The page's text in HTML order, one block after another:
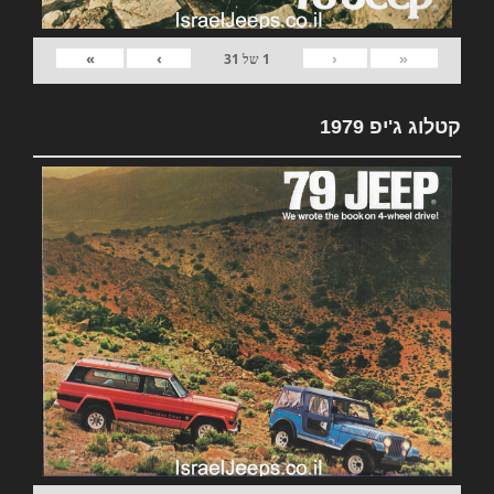
«
‹
1 של 31
›
»
קטלוג ג'יפ 1979